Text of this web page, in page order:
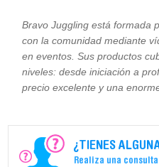
Bravo Juggling está formada
con la comunidad mediante
en eventos. Sus productos
niveles: desde iniciación a
precio excelente y una
¿TIENES
Realiza una